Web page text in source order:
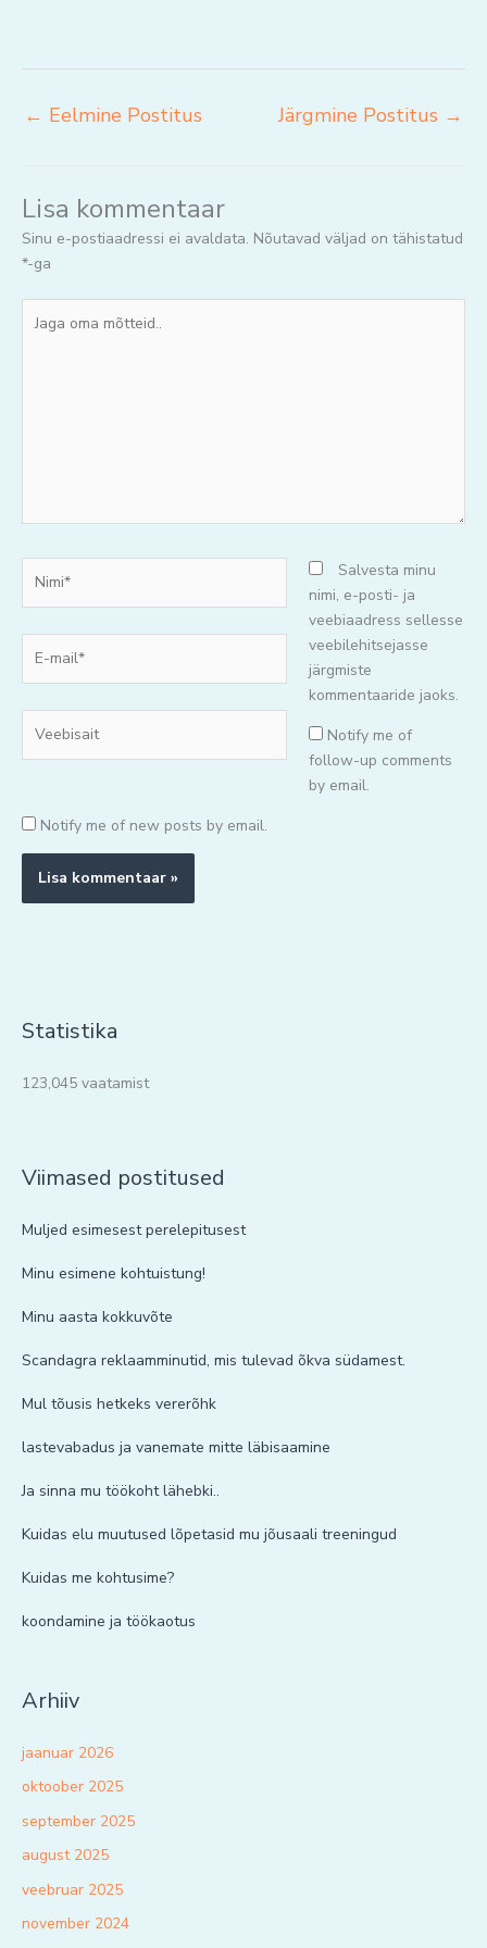
← Eelmine Postitus Järgmine Postitus →
Lisa kommentaar
Sinu e-postiaadressi ei avaldata. Nõutavad väljad on tähistatud
*-ga
oma
mail*
Salvesta minu
nimi, e-posti- ja
veebiaadress sellesse
veebilehitsejasse
järgmiste
kommentaaride jaoks.
Notify me of
follow-up comments
by email.
Notify me of new posts by email.
Statistika
123,045 vaatamist
Viimased postitused
Muljed esimesest perelepitusest
Minu esimene kohtuistung!
Minu aasta kokkuvõte
Scandagra reklaamminutid, mis tulevad õkva südamest.
Mul tõusis hetkeks vererõhk
lastevabadus ja vanemate mitte läbisaamine
Ja sinna mu töökoht lähebki..
Kuidas elu muutused lõpetasid mu jõusaali treeningud
Kuidas me kohtusime?
koondamine ja töökaotus
Arhiiv
jaanuar 2026
oktoober 2025
september 2025
august 2025
veebruar 2025
november 2024